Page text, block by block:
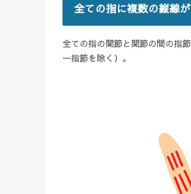
全ての指に複数の縦線
全ての指の関節と関節の間の指
一指節を除く）。